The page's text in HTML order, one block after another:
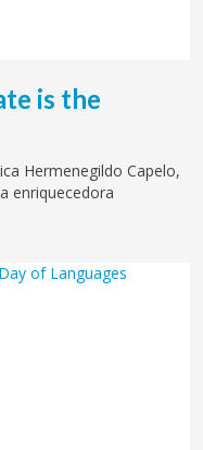
is the
Hermenegildo Capelo,
enriquecedora